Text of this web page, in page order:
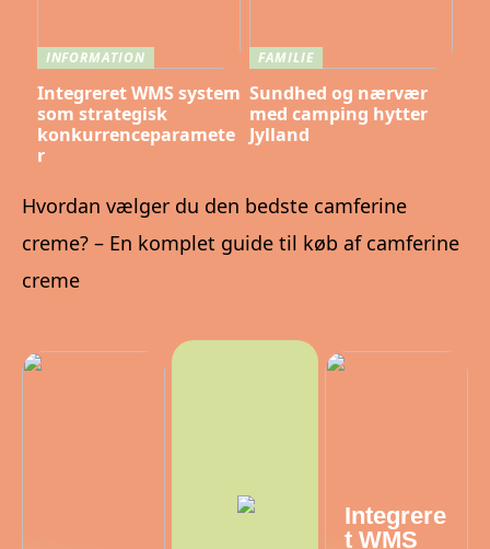
INFORMATION
Integreret WMS system
som strategisk
konkurrenceparamete
r
FAMILIE
Sundhed og nærvær
med camping hytter
Jylland
Hvordan vælger du den bedste camferine
creme? – En komplet guide til køb af camferine
creme
Integrere
t WMS